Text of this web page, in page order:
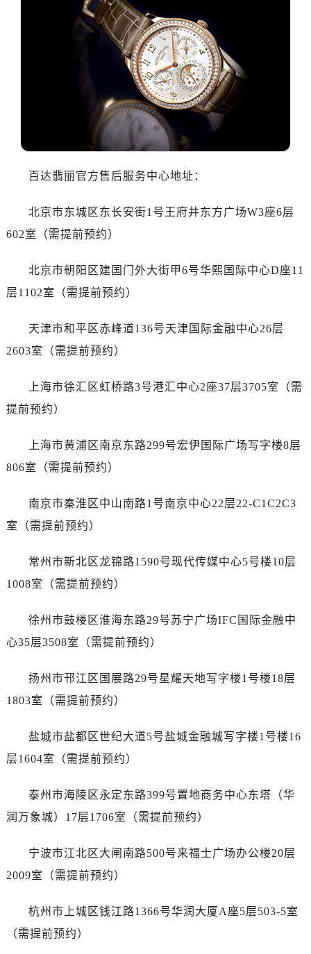
百达翡丽官方售后服务中心地址：
北京市东城区东长安街1号王府井东方广场W3座6层
602室（需提前预约）
北京市朝阳区建国门外大街甲6号华熙国际中心D座11
层1102室（需提前预约）
天津市和平区赤峰道136号天津国际金融中心26层
2603室（需提前预约）
上海市徐汇区虹桥路3号港汇中心2座37层3705室（需
提前预约）
上海市黄浦区南京东路299号宏伊国际广场写字楼8层
806室（需提前预约）
南京市秦淮区中山南路1号南京中心22层22-C1C2C3
室（需提前预约）
常州市新北区龙锦路1590号现代传媒中心5号楼10层
1008室（需提前预约）
徐州市鼓楼区淮海东路29号苏宁广场IFC国际金融中
心35层3508室（需提前预约）
扬州市邗江区国展路29号星耀天地写字楼1号楼18层
1803室（需提前预约）
盐城市盐都区世纪大道5号盐城金融城写字楼1号楼16
层1604室（需提前预约）
泰州市海陵区永定东路399号置地商务中心东塔（华
润万象城）17层1706室（需提前预约）
宁波市江北区大闸南路500号来福士广场办公楼20层
2009室（需提前预约）
杭州市上城区钱江路1366号华润大厦A座5层503-5室
（需提前预约）